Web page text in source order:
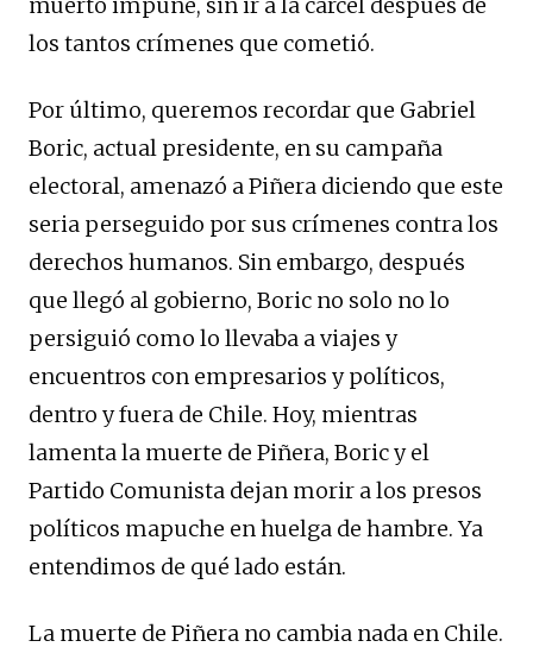
muerto impune, sin ir a la cárcel después de
los tantos crímenes que cometió.
Por último, queremos recordar que Gabriel
Boric, actual presidente, en su campaña
electoral, amenazó a Piñera diciendo que este
seria perseguido por sus crímenes contra los
derechos humanos. Sin embargo, después
que llegó al gobierno, Boric no solo no lo
persiguió como lo llevaba a viajes y
encuentros con empresarios y políticos,
dentro y fuera de Chile. Hoy, mientras
lamenta la muerte de Piñera, Boric y el
Partido Comunista dejan morir a los presos
políticos mapuche en huelga de hambre. Ya
entendimos de qué lado están.
La muerte de Piñera no cambia nada en Chile.